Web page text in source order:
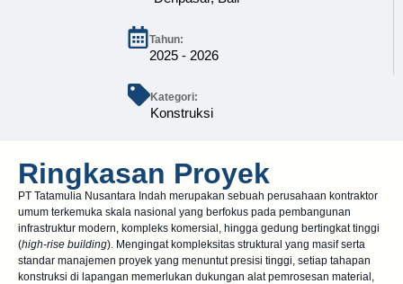
Tahun:
2025 - 2026
Kategori:
Konstruksi
Ringkasan Proyek
PT Tatamulia Nusantara Indah merupakan sebuah perusahaan kontraktor
umum terkemuka skala nasional yang berfokus pada pembangunan
infrastruktur modern, kompleks komersial, hingga gedung bertingkat tinggi
(high-rise building). Mengingat kompleksitas struktural yang masif serta
standar manajemen proyek yang menuntut presisi tinggi, setiap tahapan
konstruksi di lapangan memerlukan dukungan alat pemrosesan material,